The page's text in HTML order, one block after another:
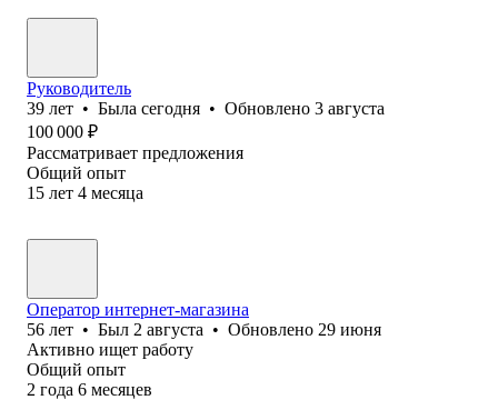
Руководитель
39 лет • Была сегодня • Обновлено 3 августа
100 000 ₽
Рассматривает предложения
Общий опыт
15 лет 4 месяца
Оператор интернет-магазина
56 лет • Был 2 августа • Обновлено 29 июня
Активно ищет работу
Общий опыт
2 года 6 месяцев